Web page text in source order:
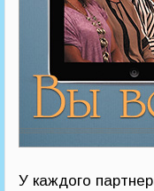
У каждого